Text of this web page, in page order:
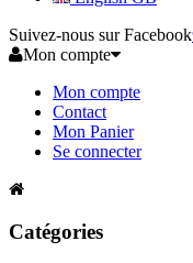
Suivez-nous sur Facebook
Mon compte
Mon compte
Contact
Mon Panier
Se connecter
Catégories